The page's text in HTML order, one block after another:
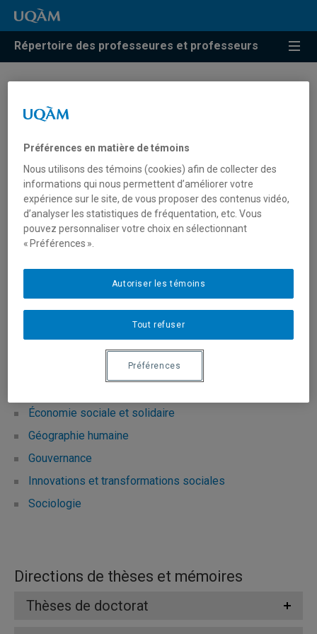
Répertoire des professeures et professeurs
Professeur émérite
Unité:Département de sociologie
Courriel: levesque.benoit@uqam.ca
Téléphone: (514) 987-3000 poste 4397
Domaines d'expertise
Développement local
Économie sociale et solidaire
Géographie humaine
Gouvernance
Innovations et transformations sociales
Sociologie
Directions de thèses et mémoires
Thèses de doctorat
Préférences en matière de témoins
Nous utilisons des témoins (cookies) afin de collecter des
informations qui nous permettent d’améliorer votre
expérience sur le site, de vous proposer des contenus vidéo,
d’analyser les statistiques de fréquentation, etc. Vous
pouvez personnaliser votre choix en sélectionnant
« Préférences ».
Tout refuser
Autoriser les témoins
Préférences